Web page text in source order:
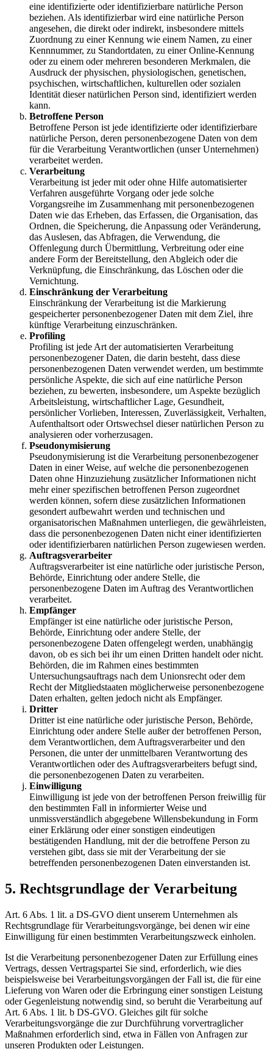
eine identifizierte oder identifizierbare natürliche Person
beziehen. Als identifizierbar wird eine natürliche Person
angesehen, die direkt oder indirekt, insbesondere mittels
Zuordnung zu einer Kennung wie einem Namen, zu einer
Kennnummer, zu Standortdaten, zu einer Online-Kennung
oder zu einem oder mehreren besonderen Merkmalen, die
Ausdruck der physischen, physiologischen, genetischen,
psychischen, wirtschaftlichen, kulturellen oder sozialen
Identität dieser natürlichen Person sind, identifiziert werden
kann.
Betroffene Person
Betroffene Person ist jede identifizierte oder identifizierbare
natürliche Person, deren personenbezogene Daten von dem
für die Verarbeitung Verantwortlichen (unser Unternehmen)
verarbeitet werden.
Verarbeitung
Verarbeitung ist jeder mit oder ohne Hilfe automatisierter
Verfahren ausgeführte Vorgang oder jede solche
Vorgangsreihe im Zusammenhang mit personenbezogenen
Daten wie das Erheben, das Erfassen, die Organisation, das
Ordnen, die Speicherung, die Anpassung oder Veränderung,
das Auslesen, das Abfragen, die Verwendung, die
Offenlegung durch Übermittlung, Verbreitung oder eine
andere Form der Bereitstellung, den Abgleich oder die
Verknüpfung, die Einschränkung, das Löschen oder die
Vernichtung.
Einschränkung der Verarbeitung
Einschränkung der Verarbeitung ist die Markierung
gespeicherter personenbezogener Daten mit dem Ziel, ihre
künftige Verarbeitung einzuschränken.
Profiling
Profiling ist jede Art der automatisierten Verarbeitung
personenbezogener Daten, die darin besteht, dass diese
personenbezogenen Daten verwendet werden, um bestimmte
persönliche Aspekte, die sich auf eine natürliche Person
beziehen, zu bewerten, insbesondere, um Aspekte bezüglich
Arbeitsleistung, wirtschaftlicher Lage, Gesundheit,
persönlicher Vorlieben, Interessen, Zuverlässigkeit, Verhalten,
Aufenthaltsort oder Ortswechsel dieser natürlichen Person zu
analysieren oder vorherzusagen.
Pseudonymisierung
Pseudonymisierung ist die Verarbeitung personenbezogener
Daten in einer Weise, auf welche die personenbezogenen
Daten ohne Hinzuziehung zusätzlicher Informationen nicht
mehr einer spezifischen betroffenen Person zugeordnet
werden können, sofern diese zusätzlichen Informationen
gesondert aufbewahrt werden und technischen und
organisatorischen Maßnahmen unterliegen, die gewährleisten,
dass die personenbezogenen Daten nicht einer identifizierten
oder identifizierbaren natürlichen Person zugewiesen werden.
Auftragsverarbeiter
Auftragsverarbeiter ist eine natürliche oder juristische Person,
Behörde, Einrichtung oder andere Stelle, die
personenbezogene Daten im Auftrag des Verantwortlichen
verarbeitet.
Empfänger
Empfänger ist eine natürliche oder juristische Person,
Behörde, Einrichtung oder andere Stelle, der
personenbezogene Daten offengelegt werden, unabhängig
davon, ob es sich bei ihr um einen Dritten handelt oder nicht.
Behörden, die im Rahmen eines bestimmten
Untersuchungsauftrags nach dem Unionsrecht oder dem
Recht der Mitgliedstaaten möglicherweise personenbezogene
Daten erhalten, gelten jedoch nicht als Empfänger.
Dritter
Dritter ist eine natürliche oder juristische Person, Behörde,
Einrichtung oder andere Stelle außer der betroffenen Person,
dem Verantwortlichen, dem Auftragsverarbeiter und den
Personen, die unter der unmittelbaren Verantwortung des
Verantwortlichen oder des Auftragsverarbeiters befugt sind,
die personenbezogenen Daten zu verarbeiten.
Einwilligung
Einwilligung ist jede von der betroffenen Person freiwillig für
den bestimmten Fall in informierter Weise und
unmissverständlich abgegebene Willensbekundung in Form
einer Erklärung oder einer sonstigen eindeutigen
bestätigenden Handlung, mit der die betroffene Person zu
verstehen gibt, dass sie mit der Verarbeitung der sie
betreffenden personenbezogenen Daten einverstanden ist.
5. Rechtsgrundlage der Verarbeitung
Art. 6 Abs. 1 lit. a DS-GVO dient unserem Unternehmen als
Rechtsgrundlage für Verarbeitungsvorgänge, bei denen wir eine
Einwilligung für einen bestimmten Verarbeitungszweck einholen.
Ist die Verarbeitung personenbezogener Daten zur Erfüllung eines
Vertrags, dessen Vertragspartei Sie sind, erforderlich, wie dies
beispielsweise bei Verarbeitungsvorgängen der Fall ist, die für eine
Lieferung von Waren oder die Erbringung einer sonstigen Leistung
oder Gegenleistung notwendig sind, so beruht die Verarbeitung auf
Art. 6 Abs. 1 lit. b DS-GVO. Gleiches gilt für solche
Verarbeitungsvorgänge die zur Durchführung vorvertraglicher
Maßnahmen erforderlich sind, etwa in Fällen von Anfragen zur
unseren Produkten oder Leistungen.